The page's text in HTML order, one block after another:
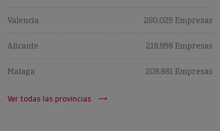
Valencia 260,029 Empresas
Alicante 218,998 Empresas
Malaga 208,881 Empresas
Ver todas las provincias